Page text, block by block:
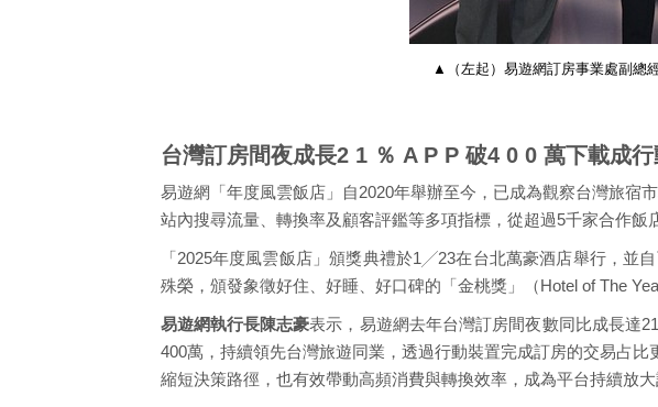
▲（左起）易遊網訂房事業處副總
台灣訂房間夜成長2 1 ％ A P P 破4 0 0 萬下載成
易遊網「年度風雲飯店」自2020年舉辦至今，已成為觀察台灣旅宿
站內搜尋流量、轉換率及顧客評鑑等多項指標，從超過5千家合作
「2025年度風雲飯店」頒獎典禮於1╱23在台北萬豪酒店舉行，並
殊榮，頒發象徵好住、好睡、好口碑的「金桃獎」（Hotel of The
易遊網執行長陳志豪表示，易遊網去年台灣訂房間夜數同比成長達
400萬，持續領先台灣旅遊同業，透過行動裝置完成訂房的交易占
縮短決策路徑，也有效帶動高頻消費與轉換效率，成為平台持續放大